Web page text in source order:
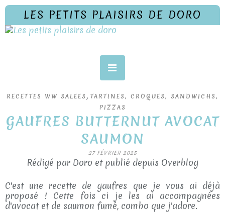
LES PETITS PLAISIRS DE DORO
RECETTES WW SALEES , TARTINES, CROQUES, SANDWICHS,
PIZZAS
GAUFRES BUTTERNUT AVOCAT
SAUMON
27 FÉVRIER 2025
Rédigé par Doro et publié depuis Overblog
C'est une recette de gaufres que je vous ai déjà
proposé ! Cette fois ci je les ai accompagnées
d'avocat et de saumon fumé, combo que j'adore.